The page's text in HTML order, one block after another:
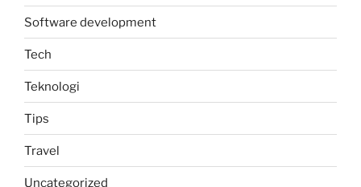
Software development
Tech
Teknologi
Tips
Travel
Uncategorized